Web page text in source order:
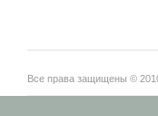
Все права защищены ©